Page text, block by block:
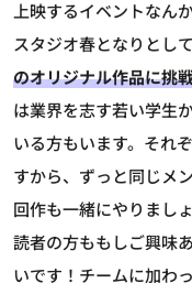
上映するイベントなん
スタジオ春となりとし
のオリジナル作品に挑
は業界を志す若い学生
いる方もいます。それ
すから、ずっと同じメ
回作も一緒にやりまし
読者の方ももしご興味
いです！チームに加わ